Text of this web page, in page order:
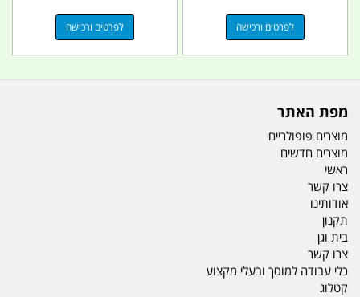
לפרטים ורכישה לפרטים ורכישה
מפת האתר
מוצרים פופולריים
מוצרים חדשים
ראשי
צרו קשר
אודותינו
תקנון
בית וגן
צרו קשר
כלי עבודה למוסך ובעלי מקצוע
קטלוג